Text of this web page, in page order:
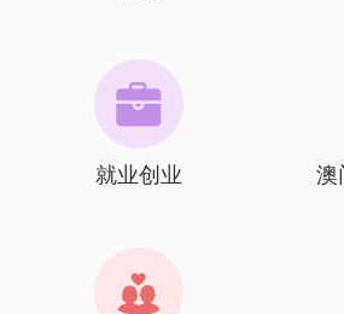
就业创业 澳